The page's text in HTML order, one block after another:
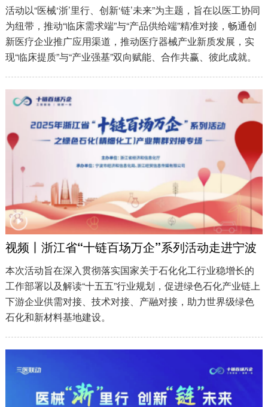
活动以“医械‘浙’里行、创新‘链’未来”为主题，旨在以医工协同
为纽带，推动“临床需求端”与“产品供给端”精准对接，畅通创
新医疗企业推广应用渠道，推动医疗器械产业新质发展，实
现“临床提质”与“产业强基”双向赋能、合作共赢、彼此成就。
视频丨浙江省“十链百场万企”系列活动走进宁波
本次活动旨在深入贯彻落实国家关于石化化工行业稳增长的
工作部署以及解读“十五五”行业规划，促进绿色石化产业链上
下游企业供需对接、技术对接、产融对接，助力世界级绿色
石化和新材料基地建设。